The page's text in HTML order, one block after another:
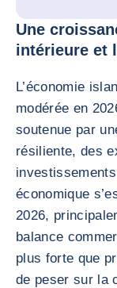
Une
intérieure et
L’économie
modérée en
soutenue par
résiliente, des
économique
2026,
balance
plus forte que
de peser sur la